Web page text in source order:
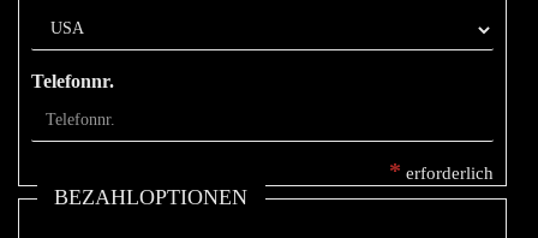
Telefonnr.
* erforderlich
BEZAHLOPTIONEN